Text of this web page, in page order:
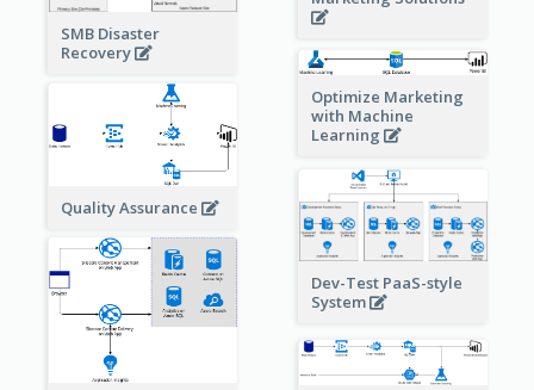
SMB Disaster
Recovery
Optimize Marketing
with Machine
Learning
Quality Assurance
Dev-Test PaaS-style
System